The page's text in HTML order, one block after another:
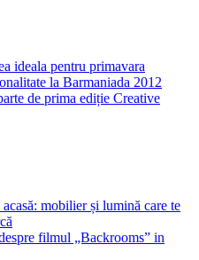
ideala pentru primavara
la Barmaniada 2012
de prima ediție Creative
mobilier și lumină care te
filmul „Backrooms” in